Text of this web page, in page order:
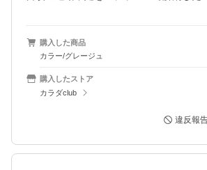
購入した商品
カラー/グレージュ
購入したストア
カラダclub
違反報